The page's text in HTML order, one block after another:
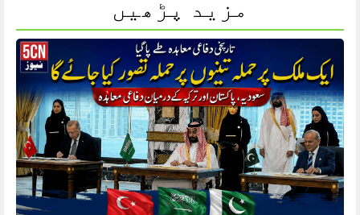
مزید پڑھیں